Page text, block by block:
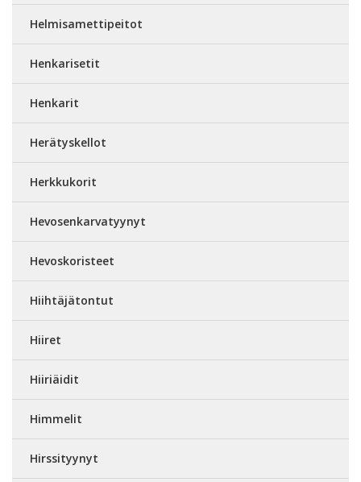
Helmisamettipeitot
Henkarisetit
Henkarit
Herätyskellot
Herkkukorit
Hevosenkarvatyynyt
Hevoskoristeet
Hiihtäjätontut
Hiiret
Hiiriäidit
Himmelit
Hirssityynyt